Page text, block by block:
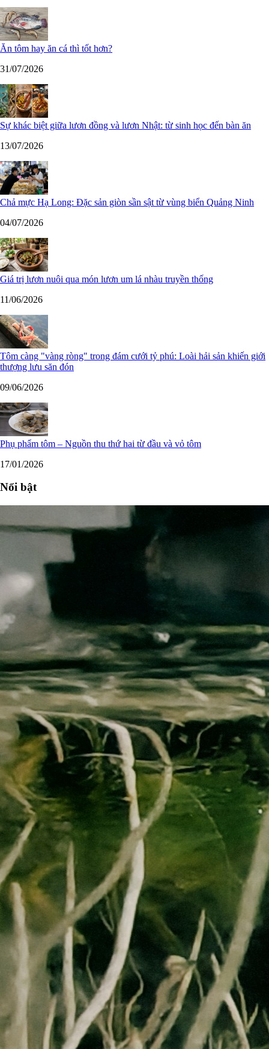
Ăn tôm hay ăn cá thì tốt hơn?
31/07/2026
Sự khác biệt giữa lươn đồng và lươn Nhật: từ sinh học đến bàn ăn
13/07/2026
Chả mực Hạ Long: Đặc sản giòn sần sật từ vùng biển Quảng Ninh
04/07/2026
Giá trị lươn nuôi qua món lươn um lá nhàu truyền thống
11/06/2026
Tôm càng "vàng ròng" trong đám cưới tỷ phú: Loài hải sản khiến giới
thượng lưu săn đón
09/06/2026
Phụ phẩm tôm – Nguồn thu thứ hai từ đầu và vỏ tôm
17/01/2026
Nổi bật